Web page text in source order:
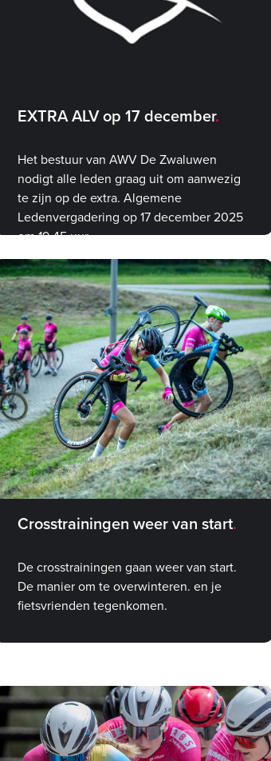
EXTRA ALV op 17 december
Het bestuur van AWV De Zwaluwen
nodigt alle leden graag uit om aanwezig
te zijn op de extra. Algemene
Ledenvergadering op 17 december 2025
om 19.45 uur.
Crosstrainingen weer van start
De crosstrainingen gaan weer van start.
De manier om te overwinteren. en je
fietsvrienden tegenkomen.